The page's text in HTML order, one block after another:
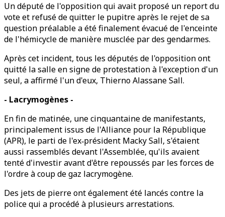
Un député de l'opposition qui avait proposé un report du
vote et refusé de quitter le pupitre après le rejet de sa
question préalable a été finalement évacué de l'enceinte
de l'hémicycle de manière musclée par des gendarmes.
Après cet incident, tous les députés de l'opposition ont
quitté la salle en signe de protestation à l'exception d'un
seul, a affirmé l'un d'eux, Thierno Alassane Sall.
- Lacrymogènes -
En fin de matinée, une cinquantaine de manifestants,
principalement issus de l'Alliance pour la République
(APR), le parti de l'ex‑président Macky Sall, s'étaient
aussi rassemblés devant l'Assemblée, qu'ils avaient
tenté d'investir avant d'être repoussés par les forces de
l'ordre à coup de gaz lacrymogène.
Des jets de pierre ont également été lancés contre la
police qui a procédé à plusieurs arrestations.